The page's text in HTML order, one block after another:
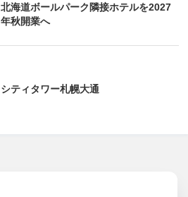
北海道ボールパーク隣接ホテルを2027
年秋開業へ
シティタワー札幌大通